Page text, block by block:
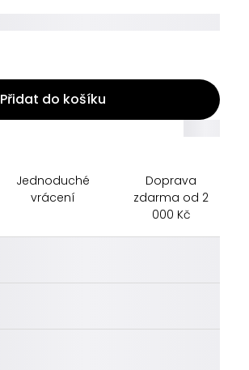
Přidat do košíku
Jednoduché
vrácení
Doprava
zdarma od 2
000 Kč